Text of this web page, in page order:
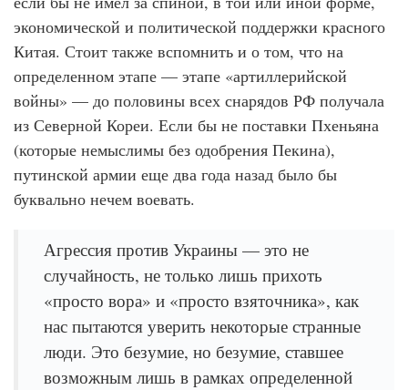
экономической и политической поддержки красного
Китая. Стоит также вспомнить и о том, что на
определенном этапе — этапе «артиллерийской
войны» — до половины всех снарядов РФ получала
из Северной Кореи. Если бы не поставки Пхеньяна
(которые немыслимы без одобрения Пекина),
путинской армии еще два года назад было бы
буквально нечем воевать.
Агрессия против Украины — это не
случайность, не только лишь прихоть
«просто вора» и «просто взяточника», как
нас пытаются уверить некоторые странные
люди. Это безумие, но безумие, ставшее
возможным лишь в рамках определенной